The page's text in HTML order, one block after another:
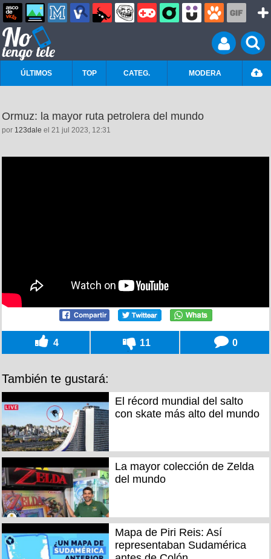
ÚLTIMOS TOP CATEG. MODERA
Ormuz: la mayor ruta petrolera del mundo
por 123dale el 21 jul 2023, 12:31
4 11 0
También te gustará:
El récord mundial del salto
con skate más alto del mundo
La mayor colección de Zelda
del mundo
Mapa de Piri Reis: Así
representaban Sudamérica